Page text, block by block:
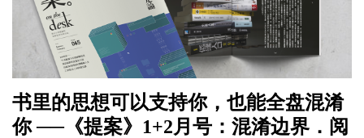
书里的思想可以支持你，也能全盘混淆
你 ──《提案》1+2月号：混淆边界．阅